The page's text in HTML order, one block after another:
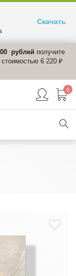
рублей получите
стоимостью 6 220 ₽
0
Скачать